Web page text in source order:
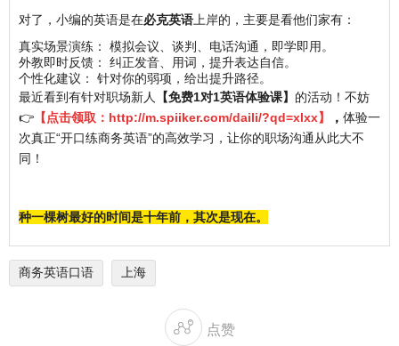
对了，小编的英语是在必克英语 上岸的，主要是看他们家有：
真实场景演练： 模拟会议、谈判、电话沟通，即学即用。
外教即时反馈： 纠正发音、用词，提升表达自信。
个性化建议： 针对你的弱项，给出提升路径。
最近看到有针对职场新人
【免费1对1英语体验课】 的活动！不妨
👉 【点击领取： http://m.spiiker.com/daili/?qd=xlxx】 ， 体验一
次真正“开口练商务英语”的高效学习，让你的职场沟通从此大不
同！
种一棵树最好的时间是十年前，其次是现在。
商务英语口语 上海
 点赞